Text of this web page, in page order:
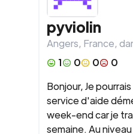
pyviolin
Angers, France,
1
0 0
0
Bonjour, Je
service d'aide
week-end car je
semaine. Au